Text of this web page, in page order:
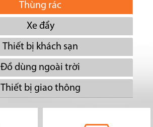
Thùng rác
Xe đẩy
Thiết bị khách sạn
Đồ dùng ngoài trời
Thiết bị giao thông